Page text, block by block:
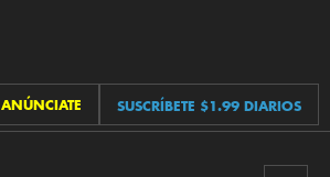
ANÚNCIATE SUSCRÍBETE $1.99 DIARIOS